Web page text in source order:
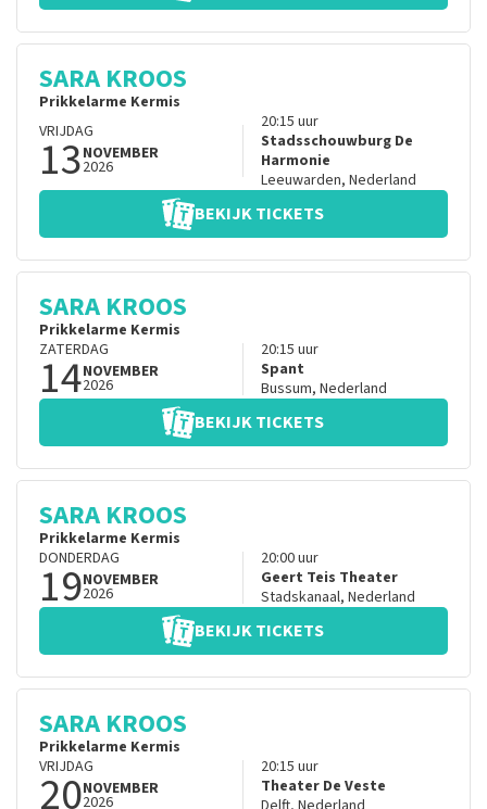
SARA KROOS
Prikkelarme Kermis
VRIJDAG
13NOVEMBER
2026
20:15 uur
Stadsschouwburg De
Harmonie
Leeuwarden, Nederland
BEKIJK TICKETS
SARA KROOS
Prikkelarme Kermis
ZATERDAG
14NOVEMBER
2026
20:15 uur
Spant
Bussum, Nederland
BEKIJK TICKETS
SARA KROOS
Prikkelarme Kermis
DONDERDAG
19NOVEMBER
2026
20:00uur
Geert Teis Theater
Stadskanaal, Nederland
BEKIJK TICKETS
SARA KROOS
Prikkelarme Kermis
VRIJDAG
20NOVEMBER
2026
20:15 uur
Theater De Veste